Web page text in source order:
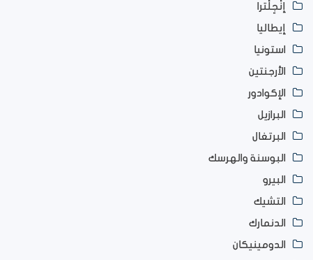
إنْجِلْترا
إيطاليا
استونيا
الأرجنتين
الإكوادور
البرازيل
البرتغال
البوسنة والهرسك
البيرو
التشيك
الدنمارك
الدومينيكان